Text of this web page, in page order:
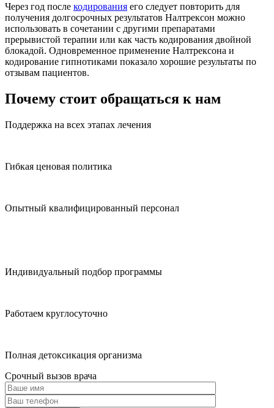
Через год после кодирования его следует повторить для
получения долгосрочных результатов Налтрексон можно
использовать в сочетании с другими препаратами
прерывистой терапии или как часть кодирования двойной
блокадой. Одновременное применение Налтрексона и
кодирование гипнотиками показало хорошие результаты по
отзывам пациентов.
Почему стоит обращаться к нам
Поддержка на всех этапах лечения
Гибкая ценовая политика
Опытный квалифицированный персонал
Индивидуальный подбор программы
Работаем круглосуточно
Полная детоксикация организма
Срочный вызов врача